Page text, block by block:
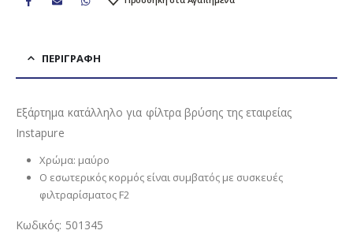
ΠΕΡΙΓΡΑΦΉ
Εξάρτημα κατάλληλο για φίλτρα βρύσης της εταιρείας
Instapure
Χρώμα: μαύρο
Ο εσωτερικός κορμός είναι συμβατός με συσκευές
φιλτραρίσματος F2
Κωδικός: 501345